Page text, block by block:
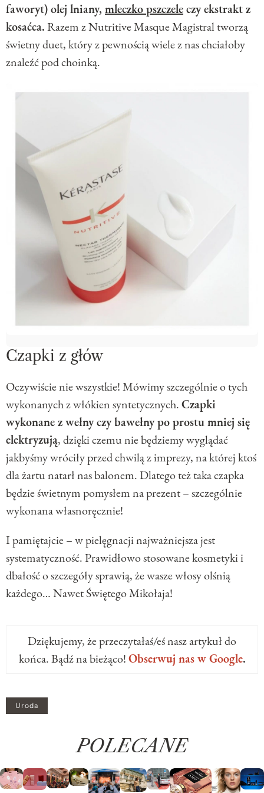
faworyt) olej lniany, mleczko pszczeleczy ekstrakt z
kosaćca.Razem z Nutritive Masque Magistral tworzą
świetny duet, który z pewnością wiele z nas chciałoby
znaleźć pod choinką.
Czapki z głów
Oczywiście nie wszystkie! Mówimy szczególnie o tych
wykonanych z włókien syntetycznych.Czapki
wykonane z wełny czy bawełny po prostu mniej się
elektryzują, dzięki czemu nie będziemy wyglądać
jakbyśmy wróciły przed chwilą z imprezy, na której ktoś
dla żartu natarł nas balonem. Dlatego też taka czapka
będzie świetnym pomysłem na prezent – szczególnie
wykonana własnoręcznie!
I pamiętajcie – w pielęgnacji najważniejsza jest
systematyczność. Prawidłowo stosowane kosmetyki i
dbałość o szczegóły sprawią, że wasze włosy olśnią
każdego… Nawet Świętego Mikołaja!
Dziękujemy, że przeczytałaś/eś nasz artykuł do
końca. Bądź na bieżąco!Obserwuj nas w Google.
Uroda
POLECANE